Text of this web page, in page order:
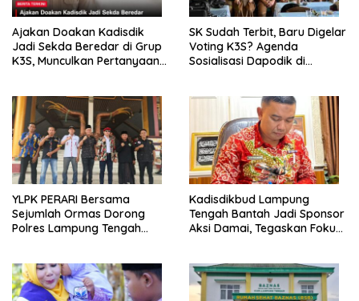
Ajakan Doakan Kadisdik
Jadi Sekda Beredar di Grup
K3S, Munculkan Pertanyaan
SK Sudah Terbit, Baru Digelar
Voting K3S? Agenda
Sosialisasi Dapodik di
YLPK PERARI Bersama
Sejumlah Ormas Dorong
Polres Lampung Tengah
Pelanggaran UU ITE
Kadisdikbud Lampung
Tengah Bantah Jadi Sponsor
Aksi Damai, Tegaskan Fokus